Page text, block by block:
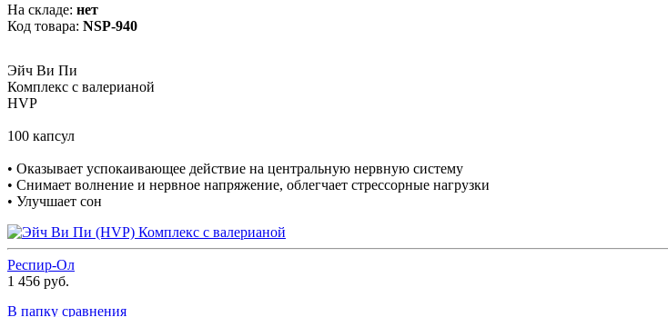
На складе: нет
Код товара: NSP-940
Эйч Ви Пи
Комплекс с валерианой
HVP
100 капсул
• Оказывает успокаивающее действие на центральную нервную систему
• Снимает волнение и нервное напряжение, облегчает стрессорные нагрузки
• Улучшает сон
Респир-Ол
1 456 руб.
В папку сравнения